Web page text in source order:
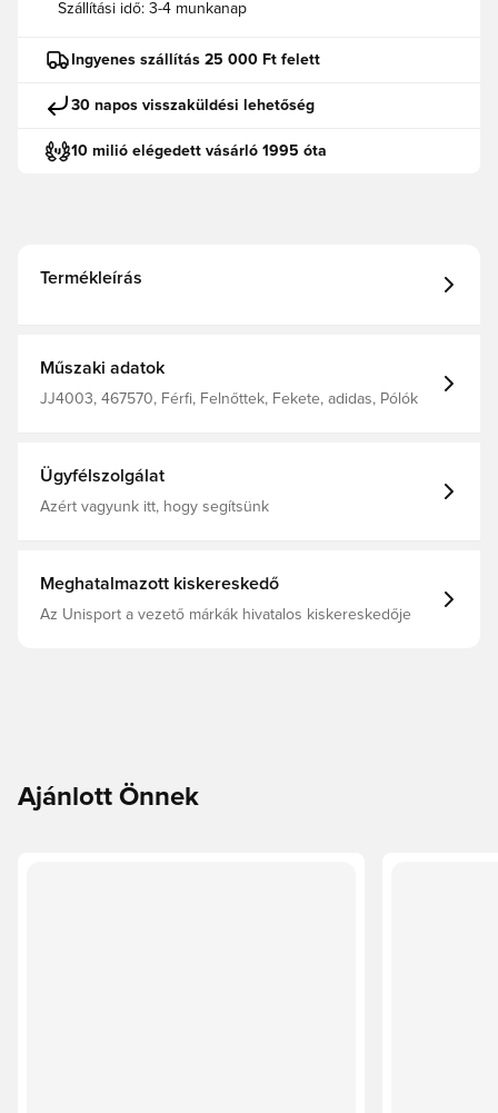
Szállítási idő: 3-4 munkanap
Ingyenes szállítás 25 000 Ft felett
30 napos visszaküldési lehetőség
10 milió elégedett vásárló 1995 óta
Termékleírás
Műszaki adatok
JJ4003, 467570, Férfi, Felnőttek, Fekete, adidas, Pólók
Ügyfélszolgálat
Azért vagyunk itt, hogy segítsünk
Meghatalmazott kiskereskedő
Az Unisport a vezető márkák hivatalos kiskereskedője
Ajánlott Önnek